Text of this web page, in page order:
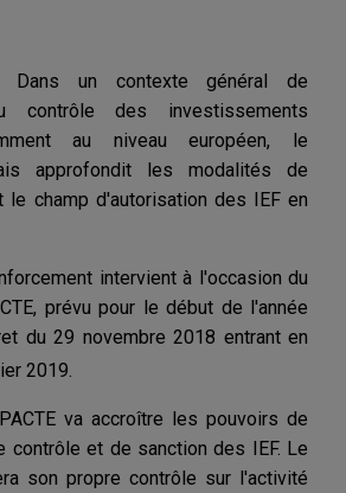
Dans un contexte général de
contrôle des investissements
au niveau européen, le
approfondit les modalités de
le champ d'autorisation des IEF en
intervient à l'occasion du
prévu pour le début de l'année
du 29 novembre 2018 entrant en
2019.
va accroître les pouvoirs de
contrôle et de sanction des IEF. Le
son propre contrôle sur l'activité